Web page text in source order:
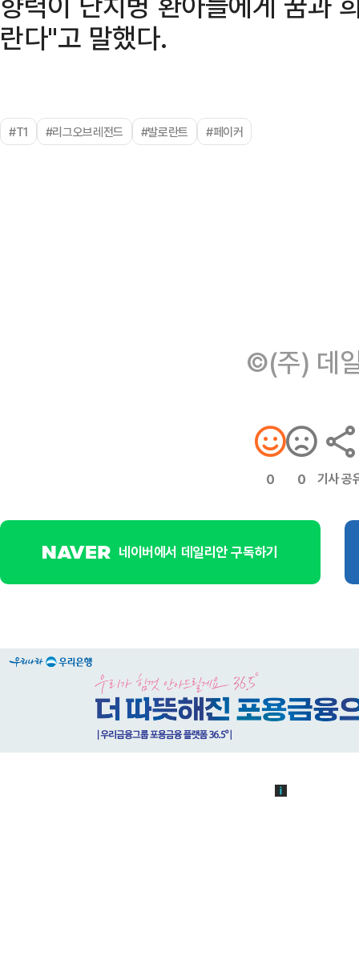
란다"고 말했다.
#T1 #리그오브레전드 #발로란트 #페이커
©(주) 데
0 0 기사 공
네이버에서 데일리안 구독하기